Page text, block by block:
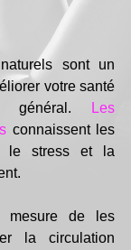
sont un
votre santé
général.
Les
connaissent les
le stress et la
mesure de les
la circulation